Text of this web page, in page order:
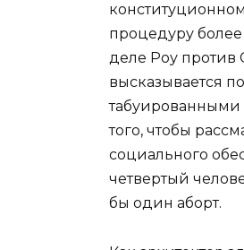
процедуру
деле Роу против
высказывается
табуированными
того, чтобы
социального
четвертый
бы один аборт.